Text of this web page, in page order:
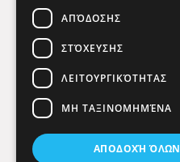
ΑΠΌΔΟΣΗΣ
ΣΤΌΧΕΥΣΗΣ
ΛΕΙΤΟΥΡΓΙΚΌΤΗΤΑΣ
ΜΗ ΤΑΞΙΝΟΜΗΜΈΝΑ
ΑΠΟΔΟΧΉ ΌΛΩΝ